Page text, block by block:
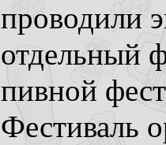
проводили
отдельный
пивной
Фестиваль